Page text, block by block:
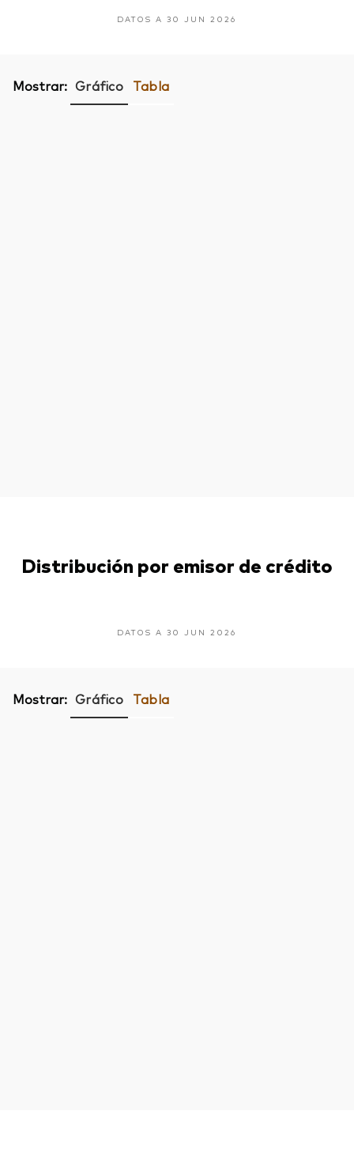
DATOS A 30 JUN 2026
Mostrar: Gráfico Tabla
Distribución por emisor de crédito
DATOS A 30 JUN 2026
Mostrar: Gráfico Tabla